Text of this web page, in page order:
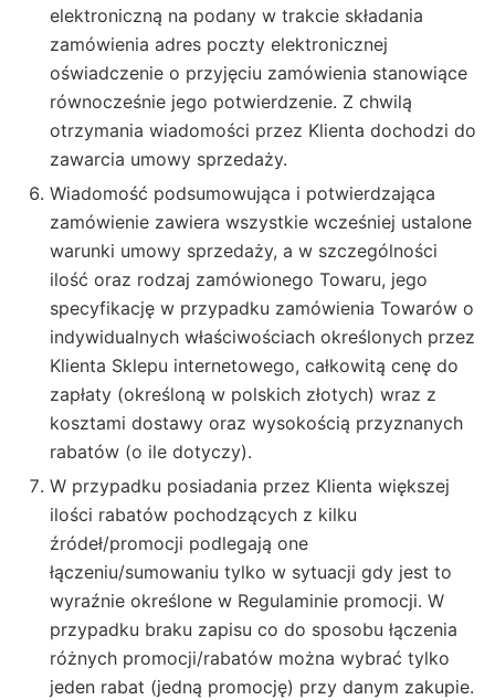
elektroniczną na podany w trakcie składania
zamówienia adres poczty elektronicznej
oświadczenie o przyjęciu zamówienia stanowiące
równocześnie jego potwierdzenie. Z chwilą
otrzymania wiadomości przez Klienta dochodzi do
zawarcia umowy sprzedaży.
Wiadomość podsumowująca i potwierdzająca
zamówienie zawiera wszystkie wcześniej ustalone
warunki umowy sprzedaży, a w szczególności
ilość oraz rodzaj zamówionego Towaru, jego
specyfikację w przypadku zamówienia Towarów o
indywidualnych właściwościach określonych przez
Klienta Sklepu internetowego, całkowitą cenę do
zapłaty (określoną w polskich złotych) wraz z
kosztami dostawy oraz wysokością przyznanych
rabatów (o ile dotyczy).
W przypadku posiadania przez Klienta większej
ilości rabatów pochodzących z kilku
źródeł/promocji podlegają one
łączeniu/sumowaniu tylko w sytuacji gdy jest to
wyraźnie określone w Regulaminie promocji. W
przypadku braku zapisu co do sposobu łączenia
różnych promocji/rabatów można wybrać tylko
jeden rabat (jedną promocję) przy danym zakupie.